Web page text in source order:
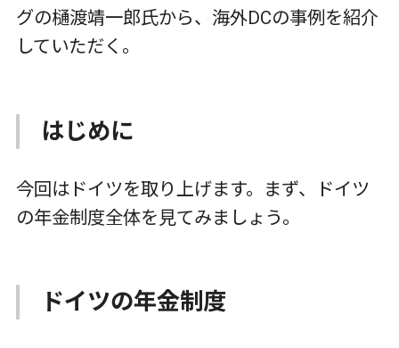
グの樋渡靖一郎氏から、海外DCの事例を紹介
していただく。
はじめに
今回はドイツを取り上げます。まず、ドイツ
の年金制度全体を見てみましょう。
ドイツの年金制度